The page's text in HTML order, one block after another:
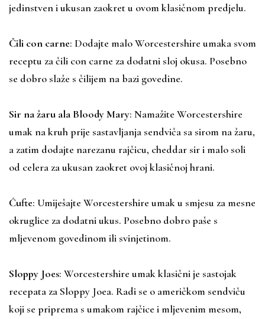
jedinstven i ukusan zaokret u ovom klasičnom predjelu.
Čili con carne: Dodajte malo Worcestershire umaka svom
receptu za čili con carne za dodatni sloj okusa. Posebno
se dobro slaže s čilijem na bazi govedine.
Sir na žaru ala Bloody Mary: Namažite Worcestershire
umak na kruh prije sastavljanja sendviča sa sirom na žaru,
a zatim dodajte narezanu rajčicu, cheddar sir i malo soli
od celera za ukusan zaokret ovoj klasičnoj hrani.
Ćufte: Umiješajte Worcestershire umak u smjesu za mesne
okruglice za dodatni ukus. Posebno dobro paše s
mljevenom govedinom ili svinjetinom.
Sloppy Joes: Worcestershire umak klasični je sastojak
recepata za Sloppy Joea. Radi se o američkom sendviču
koji se priprema s umakom rajčice i mljevenim mesom,